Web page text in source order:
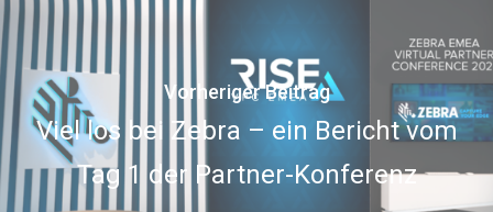
Vorheriger Beitrag
Viel los bei Zebra – ein Bericht vom
Tag 1 der Partner-Konferenz